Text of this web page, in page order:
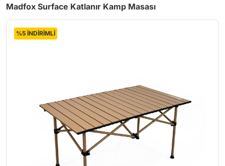
Madfox Surface Katlanır Kamp Masası
%5 İNDİRİMLİ